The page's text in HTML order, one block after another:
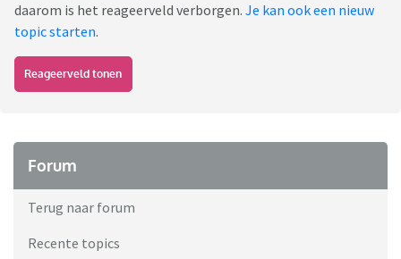
daarom is het reageerveld verborgen. Je kan ook een nieuw
topic starten.
Reageerveld tonen
Forum
Terug naar forum
Recente topics